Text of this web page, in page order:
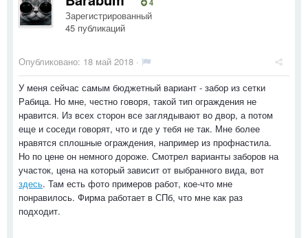
4
Зарегистрированный
45 публикаций
Опубликовано: 18 май 2018 ·
У меня сейчас самым бюджетный вариант - забор из сетки
Рабица. Но мне, честно говоря, такой тип ограждения не
нравится. Из всех сторон все заглядывают во двор, а потом
еще и соседи говорят, что и где у тебя не так. Мне более
нравятся сплошные ограждения, например из профнастила.
Но по цене он немного дороже. Смотрел варианты заборов на
участок, цена на который зависит от выбранного вида, вот
здесь. Там есть фото примеров работ, кое-что мне
понравилось. Фирма работает в СПб, что мне как раз
подходит.